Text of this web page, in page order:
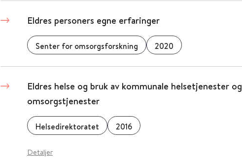
Eldres personers egne erfaringer
Senter for omsorgsforskning 2020
Eldres helse og bruk av kommunale helsetjenester og
omsorgstjenester
Helsedirektoratet 2016
Detaljer